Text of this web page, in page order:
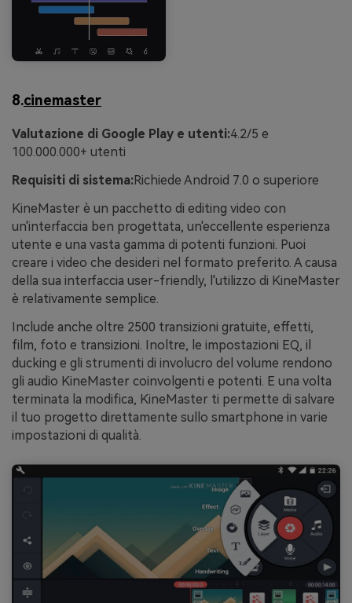
8.cinemaster
Valutazione di Google Play e utenti:4.2/5 e
100.000.000+ utenti
Requisiti di sistema:Richiede Android 7.0 o superiore
KineMaster è un pacchetto di editing video con
un'interfaccia ben progettata, un'eccellente esperienza
utente e una vasta gamma di potenti funzioni. Puoi
creare i video che desideri nel formato preferito. A causa
della sua interfaccia user-friendly, l'utilizzo di KineMaster
è relativamente semplice.
Include anche oltre 2500 transizioni gratuite, effetti,
film, foto e transizioni. Inoltre, le impostazioni EQ, il
ducking e gli strumenti di involucro del volume rendono
gli audio KineMaster coinvolgenti e potenti. E una volta
terminata la modifica, KineMaster ti permette di salvare
il tuo progetto direttamente sullo smartphone in varie
impostazioni di qualità.